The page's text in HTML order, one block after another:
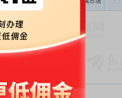
例(%)
暂无数据